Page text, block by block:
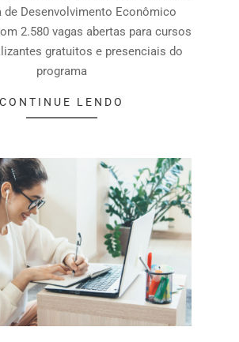
de Desenvolvimento Econômico
2.580 vagas abertas para cursos
gratuitos e presenciais do
programa
CONTINUE LENDO